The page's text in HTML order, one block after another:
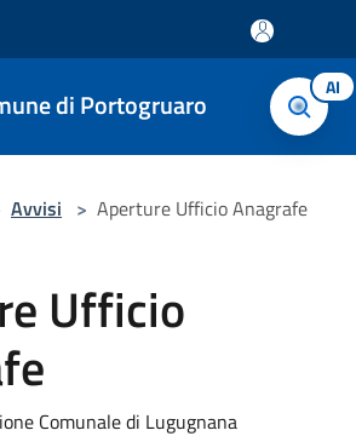
di Portogruaro AI
Avvisi > Aperture Ufficio Anagrafe
Ufficio
Comunale di Lugugnana